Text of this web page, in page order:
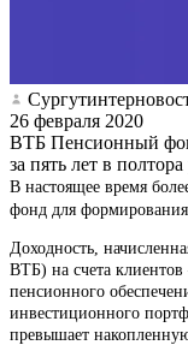
26 февраля 2020
ВТБ Пенсионный
за пять лет в полтора
В настоящее время
фонд для
Доходность,
ВТБ) на счета клиентов
пенсионного
инвестиционного
превышает